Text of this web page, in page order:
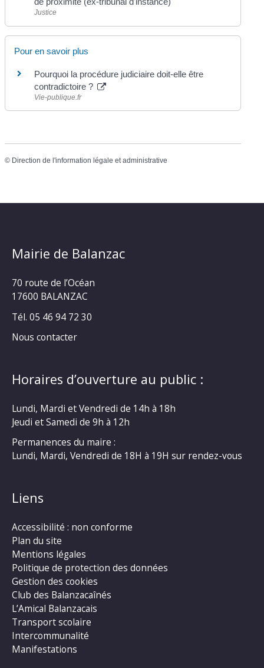
Justice
Pour en savoir plus
Pourquoi la procédure judiciaire doit-elle être
contradictoire ?
Vie-publique.fr
© Direction de l'information légale et administrative
Mairie de Balanzac
70 route de l’Océan
17600 BALANZAC
Tél. 05 46 94 72 30
Nous contacter
Horaires d’ouverture au public :
Lundi, Mardi et Vendredi de 14h à 18h
Jeudi et Samedi de 9h à 12h
Permanences du maire :
Lundi, Mardi, Vendredi de 18H à 19H sur rendez-vous
Liens
Accessibilité : non conforme
Plan du site
Mentions légales
Politique de protection des données
Gestion des cookies
Club des Balanzacaînés
L’Amical Balanzacais
Transport scolaire
Intercommunalité
Manifestations